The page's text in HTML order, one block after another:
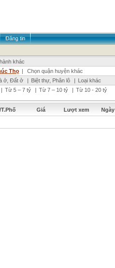
Đăng tin
khác
Thọ |
Chọn quận huyện khác
ở, Đất ở | Biệt thự, Phân lô | Loại khác
| Từ 5 – 7 tỷ | Từ 7 – 10 tỷ | Từ 10 - 20 tỷ
Giá Lượt xem Ngày